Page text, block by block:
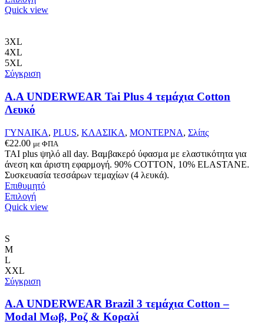
το
επιλογές
να
επιλεγούν
του
προϊόντος
Quick view
3XL
4XL
5XL
Σύγκριση
A.A UNDERWEAR Tai Plus 4 τεμάχια Cotton
Λευκό
ΓΥΝΑΙΚΑ, PLUS, ΚΛΑΣΙΚΑ, ΜΟΝΤΕΡΝΑ, Σλίπς
€22.00 με ΦΠΑ
ΤΑΙ plus ψηλό all day. Βαμβακερό ύφασμα με ελαστικότητα για
άνεση και άριστη εφαρμογή. 90% COTTON, 10% ELASTANΕ.
Συσκευασία τεσσάρων τεμαχίων (4 λευκά).
Επιθυμητό
ΕπιλογήΑυτό
το
μπορούν
επιλεγούν
στη
σελίδα
Quick view
S
M
L
XXL
Σύγκριση
A.A UNDERWEAR Brazil 3 τεμάχια Cotton –
Modal Μωβ, Ροζ & Κοραλί